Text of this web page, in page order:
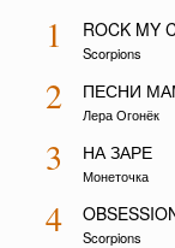
1 ROCK MY
Scorpions
2 ПЕСНИ
Лера Огонёк
3 НА ЗАРЕ
Монеточка
4 Scorpions